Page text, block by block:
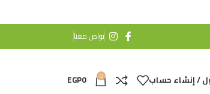
تواص معنا
/ إنشاء حساب 0
EGP0